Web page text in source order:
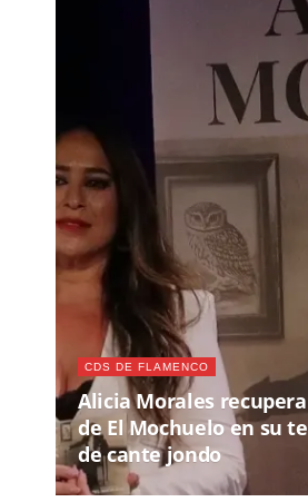
CDS DE FLAMENCO
Alicia Morales
de El Mochuelo en su
de cante jondo